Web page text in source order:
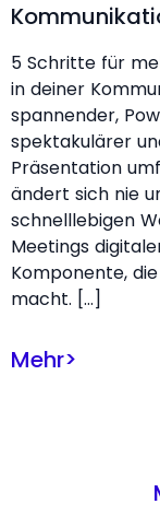
5 Schritte für
in deiner
spannender,
spektakulärer
Präsentation
ändert sich nie
schnelllebigen
Meetings
Komponente,
macht. […]
Mehr>